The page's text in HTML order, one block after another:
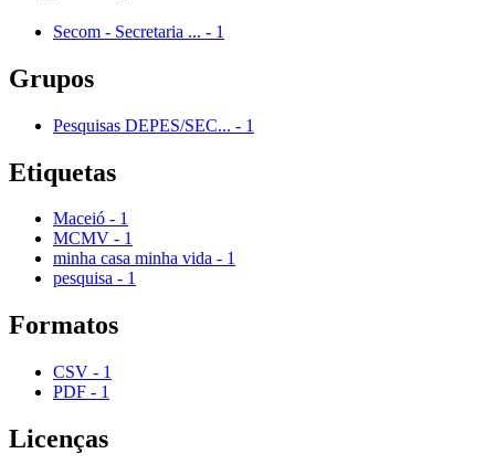
Secom - Secretaria ... - 1
Grupos
Pesquisas DEPES/SEC... - 1
Etiquetas
Maceió - 1
MCMV - 1
minha casa minha vida - 1
pesquisa - 1
Formatos
CSV - 1
PDF - 1
Licenças